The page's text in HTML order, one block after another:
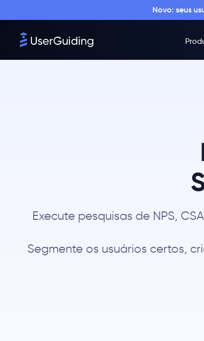
Novo: seus
Execute pesquisas de NPS,
Segmente os usuários certos,